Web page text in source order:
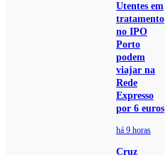
Utentes em
tratamento
no IPO
Porto
podem
viajar na
Rede
Expresso
por 6 euros
há 9 horas
Cruz